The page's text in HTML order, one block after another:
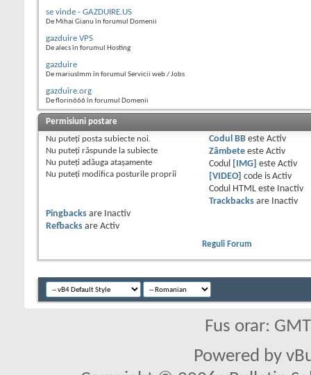
se vinde - GAZDUIRE.US
De Mihai Gianu în forumul Domenii
gazduire VPS
De alecs în forumul Hosting
gazduire
De mariuslmm în forumul Servicii web / Jobs
gazduire.org
De florin666 în forumul Domenii
Permisiuni postare
Nu puteţi posta subiecte noi.
Nu puteţi răspunde la subiecte
Nu puteţi adăuga ataşamente
Nu puteţi modifica posturile proprii
Codul BBeste Activ
Zâmbeteeste Activ
Codul
[IMG] este Activ
[VIDEO] code is Activ
Codul HTML este
Inactiv
Trackbacksare
Inactiv
Pingbacks are
Inactiv
Refbacks are Activ
Reguli Forum
Fus orar:
Powered by